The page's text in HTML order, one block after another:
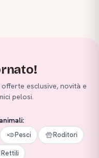
esclusive, novità e
pelosi.
Pesci Roditori
Rettili